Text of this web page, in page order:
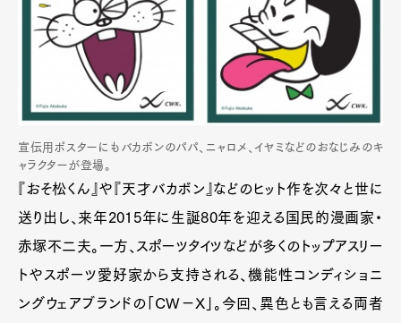
宣伝用ポスターにもバカボンのパパ、ニャロメ、イヤミなどのおなじみのキ
ャラクターが登場。
『おそ松くん』や『天才バカボン』などのヒット作を次々と世に
送り出し、来年2015年に生誕80年を迎える国民的漫画家・
赤塚不二夫。一方、スポーツタイツなどが多くのトップアスリー
トやスポーツ愛好家から支持される、機能性コンディショニ
ングウェアブランドの「CW−X」。今回、異色とも言える両者